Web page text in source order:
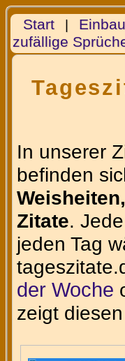
Start|
zufällige
In unserer
befinden
Zitate.
jeden Tag
der Woche
zeigt